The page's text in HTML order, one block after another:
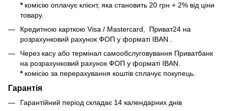
* комісію оплачує клієнт, яка становить 20 грн + 2% від ціни
товару.
Кредитною карткою Visa / Mastercard, Приват24 на
розрахунковий рахунок ФОП у форматі IBAN
Через касу або термінал самообслуговування Приватбанк
на розрахунковий рахунок ФОП у форматі IBAN.
* комісію за перерахування коштів сплачує покупець.
Гарантія
Гарантійний період складає 14 календарних днів